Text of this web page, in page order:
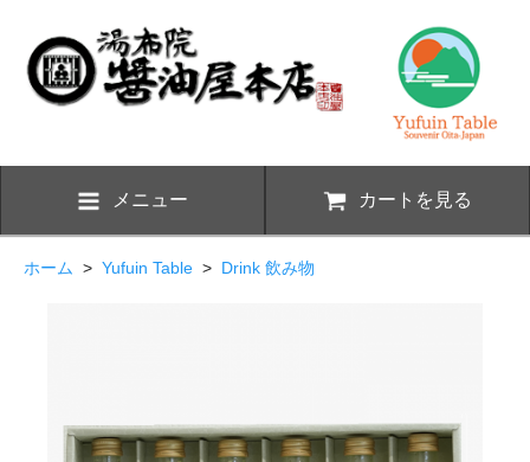
メニュー カートを見る
ホーム > Yufuin Table > Drink 飲み物